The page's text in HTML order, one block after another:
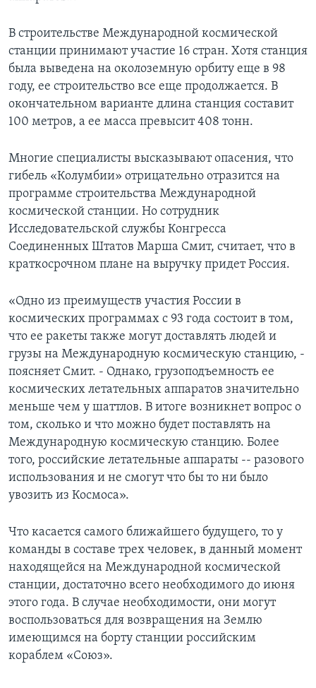
В строительстве Международной космической
станции принимают участие 16 стран. Хотя станция
была выведена на околоземную орбиту еще в 98
году, ее строительство все еще продолжается. В
окончательном варианте длина станция составит
100 метров, а ее масса превысит 408 тонн.
Многие специалисты высказывают опасения, что
гибель «Колумбии» отрицательно отразится на
программе строительства Международной
космической станции. Но сотрудник
Исследовательской службы Конгресса
Соединенных Штатов Марша Смит, считает, что в
краткосрочном плане на выручку придет Россия.
«Одно из преимуществ участия России в
космических программах с 93 года состоит в том,
что ее ракеты также могут доставлять людей и
грузы на Международную космическую станцию, -
поясняет Смит. - Однако, грузоподъемность ее
космических летательных аппаратов значительно
меньше чем у шаттлов. В итоге возникнет вопрос о
том, сколько и что можно будет поставлять на
Международную космическую станцию. Более
того, российские летательные аппараты -- разового
использования и не смогут что бы то ни было
увозить из Космоса».
Что касается самого ближайшего будущего, то у
команды в составе трех человек, в данный момент
находящейся на Международной космической
станции, достаточно всего необходимого до июня
этого года. В случае необходимости, они могут
воспользоваться для возвращения на Землю
имеющимся на борту станции российским
кораблем «Союз».